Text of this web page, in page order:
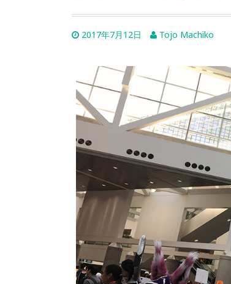
2017年7月12日 Tojo Machiko